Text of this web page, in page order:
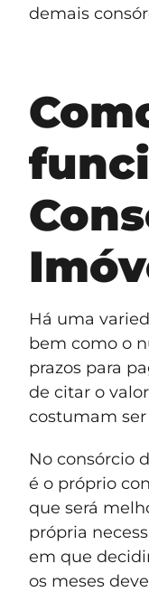
demais
Há uma
bem como o
prazos para
de citar o
costumam
No consórcio
é o próprio
que será
própria
em que
os meses